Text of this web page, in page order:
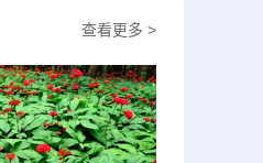
查看更多 >